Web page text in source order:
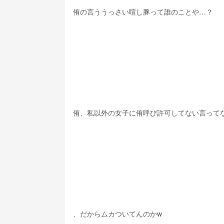
侑の言ううっさい喧し豚って誰のことや…？
侑、私以外の女子に侑呼び許可してない言って
、だからムカついてんのかw